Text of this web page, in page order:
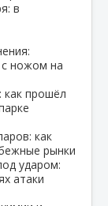
в
с ножом на
как прошёл
как
рынки
ударом:
атаки